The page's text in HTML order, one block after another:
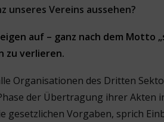
unseres Vereins aussehen?
auf – ganz nach dem Motto
zu verlieren.
Organisationen des Dritten
der Übertragung ihrer Akten
gesetzlichen Vorgaben, sprich